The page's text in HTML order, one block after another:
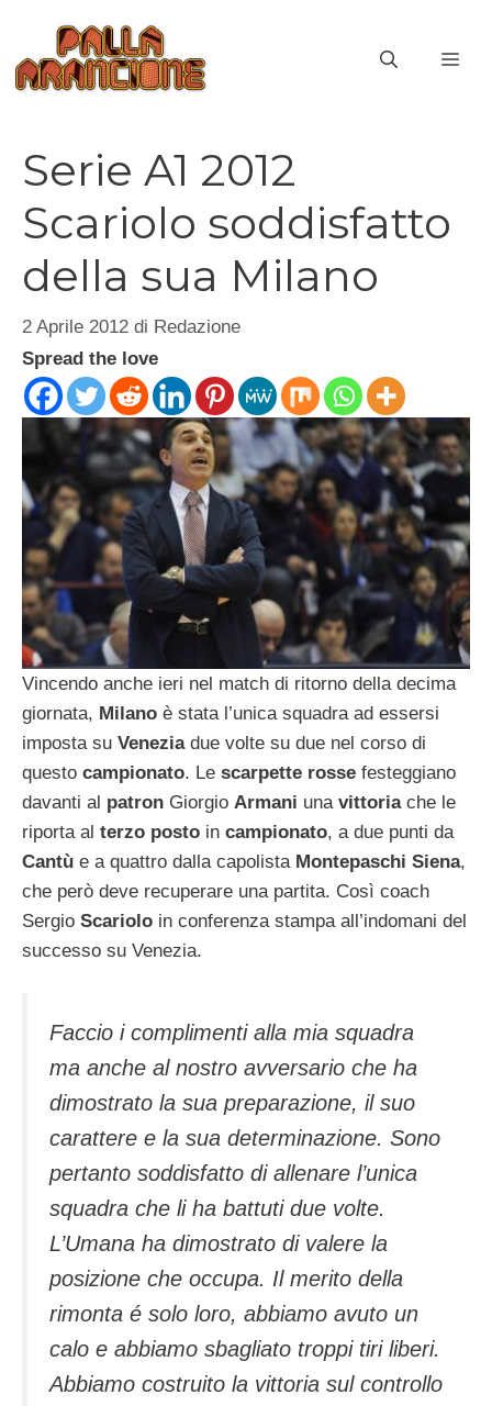
contenuto
Serie A1 2012
Scariolo soddisfatto
della sua Milano
2 Aprile 2012 di Redazione
Spread the love
Vincendo anche ieri nel match di ritorno della decima
giornata, Milano è stata l’unica squadra ad essersi
imposta su Veneziadue volte su due nel corso di
questo campionato. Le scarpette rosse festeggiano
davanti al patron Giorgio Armani una vittoriache le
riporta al terzo posto in campionato, a due punti da
Cantù e a quattro dalla capolista Montepaschi Siena,
che però deve recuperare una partita. Così coach
Sergio Scariolo in conferenza stampa all’indomani del
successo su Venezia.
Faccio i complimenti alla mia squadra
ma anche al nostro avversario che ha
dimostrato la sua preparazione, il suo
carattere e la sua determinazione. Sono
pertanto soddisfatto di allenare l’unica
squadra che li ha battuti due volte.
L’Umana ha dimostrato di valere la
posizione che occupa. Il merito della
rimonta é solo loro, abbiamo avuto un
calo e abbiamo sbagliato troppi tiri liberi.
Abbiamo costruito la vittoria sul controllo